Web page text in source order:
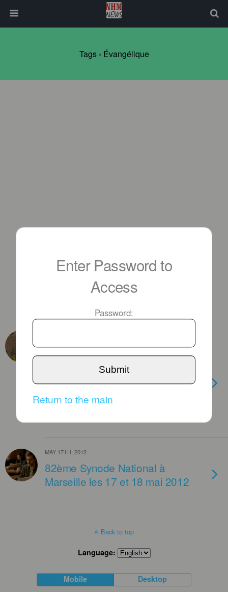
Tags › Évangélique
100 ans de l’Armenian
Missionary Association of
America & 90 ans de l’Eglise 28
France , le 10 juin 2018 à
MAY 17TH, 2012
82ème Synode National à
Marseille les 17 et 18 mai 2012
Back to top
Language:
Mobile Desktop
Enter Password to
Access
Password:
Submit
Return to the main